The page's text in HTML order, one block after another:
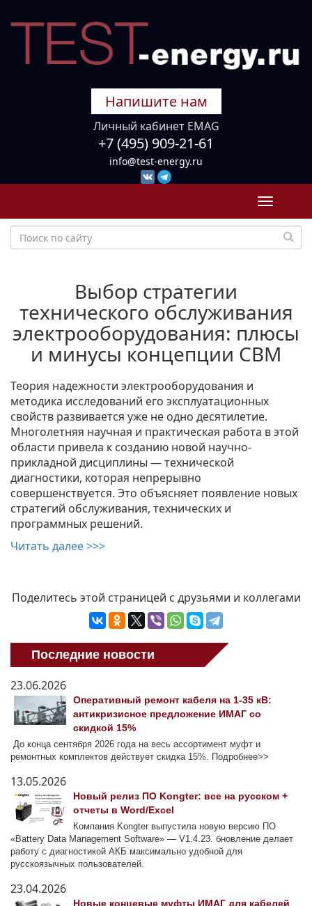
Напишите нам
Личный кабинет EMAG
+7 (495) 909-21-61
info@test-energy.ru
Toggle
Выбор стратегии
технического обслуживания
электрооборудования: плюсы
и минусы концепции CBM
Теория надежности электрооборудования и
методика исследований его эксплуатационных
свойств развивается уже не одно десятилетие.
Многолетняя научная и практическая работа в этой
области привела к созданию новой научно-
прикладной дисциплины — технической
диагностики, которая непрерывно
совершенствуется. Это объясняет появление новых
стратегий обслуживания, технических и
программных решений.
Читать далее >>>
Поделитесь этой страницей с друзьями и коллегами
Последние новости
23.06.2026
Оперативный ремонт кабеля на 1-35 кВ:
антикризисное предложение ИМАГ со
скидкой 15%
До конца сентября 2026 года на весь ассортимент муфт и
ремонтных комплектов действует скидка 15%. Подробнее>>
13.05.2026
Новый релиз ПО Kongter: все на русском +
отчеты в Word/Excel
Компания Kongter выпустила новую версию ПО
«Battery Data Management Software» — V1.4.23. бновление делает
работу с диагностикой АКБ максимально удобной для
русскоязычных пользователей.
23.04.2026
Новые концевые муфты ИМАГ для кабелей